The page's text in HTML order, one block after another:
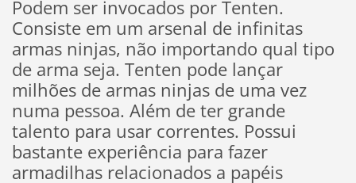
Podem ser invocados por Tenten.
Consiste em um arsenal de infinitas
armas ninjas, não importando qual tipo
de arma seja. Tenten pode lançar
milhões de armas ninjas de uma vez
numa pessoa. Além de ter grande
talento para usar correntes. Possui
bastante experiência para fazer
armadilhas relacionados a papéis